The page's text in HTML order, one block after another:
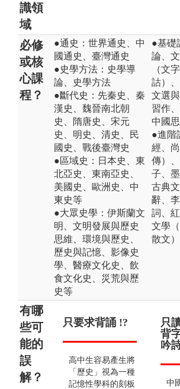
識領
域
必修
或核
心課
程？
●通史：世界通史、中
國通史、臺灣通史
●史學方法：史學導
論、史學方法
●斷代史：先秦史、秦
漢史、魏晉南北朝
史、隋唐史、宋元
史、明史、清史、民
國史、戰後臺灣史
●區域史：日本史、東
北亞史、東南亞史、
美國史、歐洲史、中
東史等
●大眾史學：伊斯蘭文
明、文明發展與歷史
思維、環境與歷史、
歷史與記憶、影像史
學、醫療文化史、飲
食文化史、災荒與歷
史等
●基礎
論、
（文
詁）
文選
習作
中國
●進階
經、
傳）
子、
古典
辭、
詞、
文學
散文）
有哪
些可
能的
誤
解？
只要求背誦 !?
高中生容易產生將
「歷史」視為一種
記憶性學科的刻板
畢
教
類
只
背
吟
中